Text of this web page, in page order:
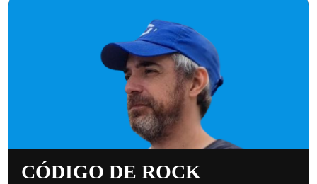
CÓDIGO DE ROCK